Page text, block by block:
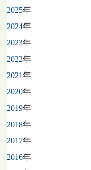
2025年
2024年
2023年
2022年
2021年
2020年
2019年
2018年
2017年
2016年